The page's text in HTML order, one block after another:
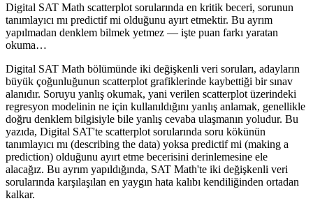
Digital SAT Math scatterplot sorularında en kritik beceri, sorunun
tanımlayıcı mı predictif mi olduğunu ayırt etmektir. Bu ayrım
yapılmadan denklem bilmek yetmez — işte puan farkı yaratan
okuma…
Digital SAT Math bölümünde iki değişkenli veri soruları, adayların
büyük çoğunluğunun scatterplot grafiklerinde kaybettiği bir sınav
alanıdır. Soruyu yanlış okumak, yani verilen scatterplot üzerindeki
regresyon modelinin ne için kullanıldığını yanlış anlamak, genellikle
doğru denklem bilgisiyle bile yanlış cevaba ulaşmanın yoludur. Bu
yazıda, Digital SAT'te scatterplot sorularında soru kökünün
tanımlayıcı mı (describing the data) yoksa predictif mi (making a
prediction) olduğunu ayırt etme becerisini derinlemesine ele
alacağız. Bu ayrım yapıldığında, SAT Math'te iki değişkenli veri
sorularında karşılaşılan en yaygın hata kalıbı kendiliğinden ortadan
kalkar.